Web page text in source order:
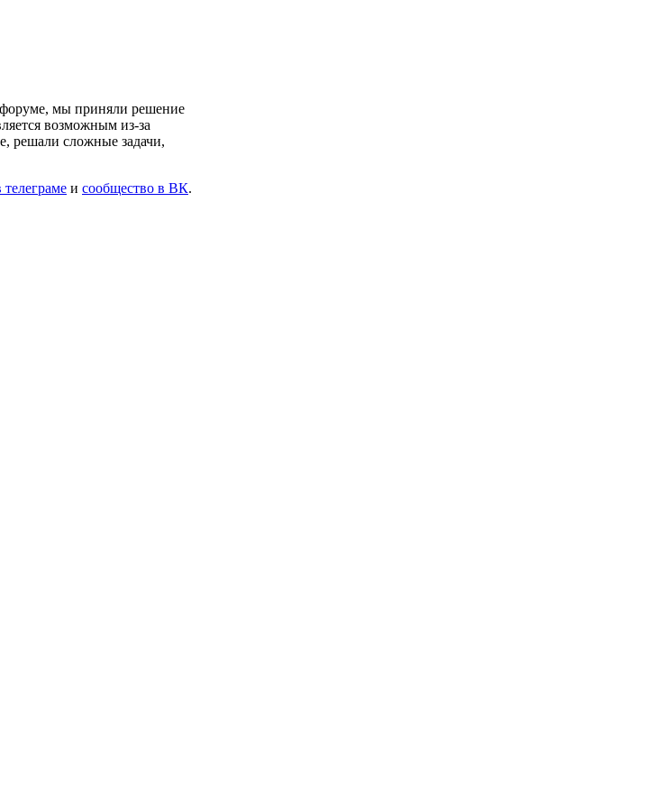
мы приняли решение
возможным из-за
решали сложные задачи,
и сообщество в ВК.